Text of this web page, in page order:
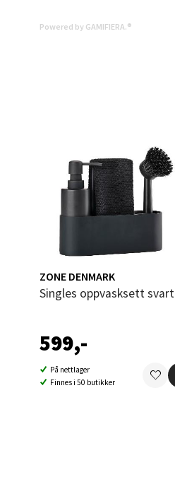
Powered by GAMIFIERA.®
ZONE DENMARK
Singles oppvasksett svart
599,-
På nettlager
Finnes i 50 butikker